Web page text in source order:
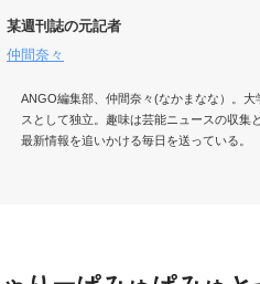
某週刊誌の元記者
仲間奈々
ANGO編集部、仲間奈々(なかまなな）。
スとして独立。趣味は芸能ニュースの収集
最新情報を追いかける毎日を送っている。